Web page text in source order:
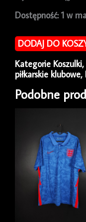
Dostępność: 1 w
ilość
piłkarska
Tottenham
Away
Nike
[L]
DODAJ DO
Kategorie Koszulki,
piłkarskie klubowe,
Podobne